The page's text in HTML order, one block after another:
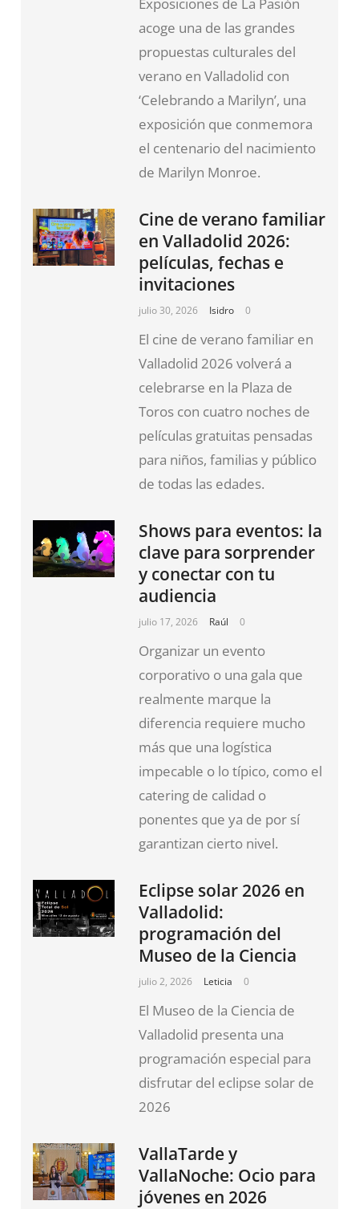
acoge una de las grandes
propuestas culturales del
verano en Valladolid con
‘Celebrando a Marilyn’, una
exposición que conmemora
el centenario del nacimiento
de Marilyn Monroe.
Cine de verano familiar
en Valladolid 2026:
películas, fechas e
invitaciones
julio 30, 2026 Isidro 0
El cine de verano familiar en
Valladolid 2026 volverá a
celebrarse en la Plaza de
Toros con cuatro noches de
películas gratuitas pensadas
para niños, familias y público
de todas las edades.
Shows para eventos: la
clave para sorprender
y conectar con tu
audiencia
julio 17, 2026 Raúl 0
Organizar un evento
corporativo o una gala que
realmente marque la
diferencia requiere mucho
más que una logística
impecable o lo típico, como el
catering de calidad o
ponentes que ya de por sí
garantizan cierto nivel.
Eclipse solar 2026 en
Valladolid:
programación del
Museo de la Ciencia
julio 2, 2026 Leticia 0
El Museo de la Ciencia de
Valladolid presenta una
programación especial para
disfrutar del eclipse solar de
2026
VallaTarde y
VallaNoche: Ocio para
jóvenes en 2026